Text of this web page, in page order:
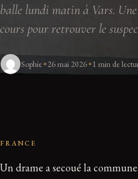
balle lundi matin à Vars.
cours pour retrouver le
Sophie 26 mai 2026 1 min de
FRANCE
Un drame a secoué la